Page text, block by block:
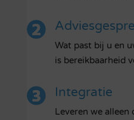
Wat past bij u en
is bereikbaarheid
Integratie
Leveren we